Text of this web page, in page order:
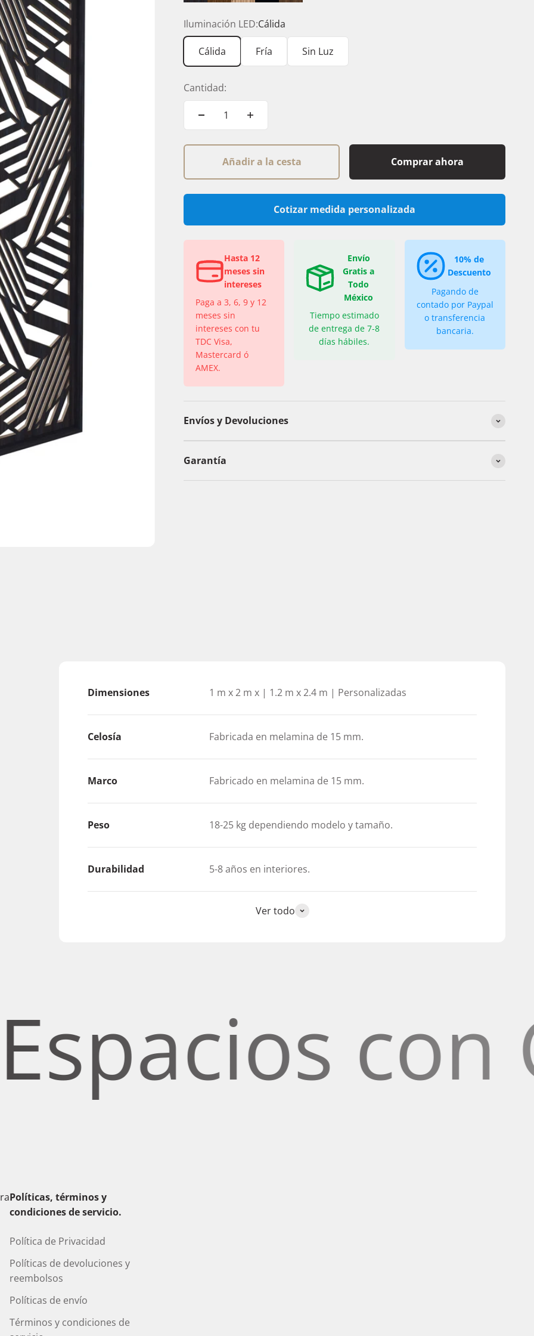
AnáhuacDurango
LatteNegroRioja
Iluminación LED:Cálida
Cálida Fría Sin Luz
Cantidad:
Añadir a la cesta Comprar ahora
Cotizar medida personalizada
Hasta 12
meses sin
intereses
Paga a 3, 6, 9 y 12
meses sin
intereses con tu
TDC Visa,
Mastercard ó
AMEX.
Envío
Gratis a
Todo
México
Tiempo estimado
de entrega de 7-8
días hábiles.
10% de
Descuento
Pagando de
contado por Paypal
o transferencia
bancaria.
Envíos y Devoluciones
Garantía
Dimensiones 1 m x 2 m x | 1.2 m x 2.4 m | Personalizadas
Celosía Fabricada en melamina de 15 mm.
Marco Fabricado en melamina de 15 mm.
Peso 18-25 kg dependiendo modelo y tamaño.
Durabilidad 5-8 años en interiores.
Ver todo
con
Políticas, términos y
condiciones de servicio.
Política de Privacidad
Políticas de devoluciones y
reembolsos
Políticas de envío
Términos y condiciones de